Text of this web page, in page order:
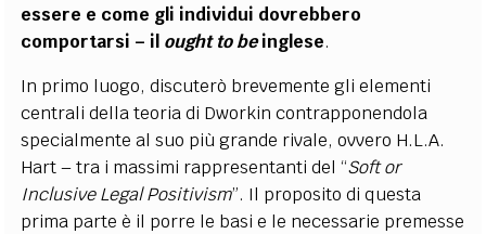
essere e come gli individui dovrebbero
comportarsi – il ought to beinglese.
In primo luogo, discuterò brevemente gli elementi
centrali della teoria di Dworkin contrapponendola
specialmente al suo più grande rivale, ovvero H.L.A.
Hart – tra i massimi rappresentanti del “Soft or
Inclusive Legal Positivism”. Il proposito di questa
prima parte è il porre le basi e le necessarie premesse